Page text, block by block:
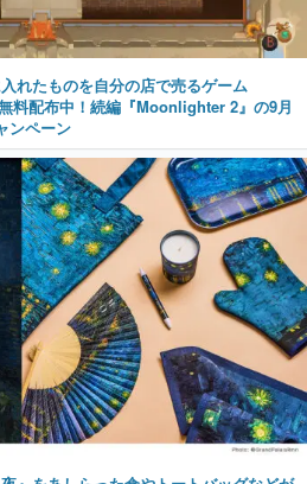
れたものを自分の店で売るゲーム
料配布中！続編『Moonlighter 2』の9月
ンペーン